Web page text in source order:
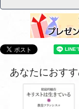
あなたにおす